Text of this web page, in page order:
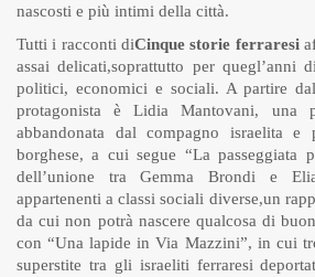
nascosti e più intimi della città.
Tutti i racconti diCinque storie ferraresi
assai delicati,soprattutto per quegl’anni
politici, economici e sociali. A partire
protagonista è Lidia Mantovani, una
abbandonata dal compagno israelita
borghese, a cui segue “La passeggiata
dell’unione tra Gemma Brondi e
appartenenti a classi sociali diverse,un
da cui non potrà nascere qualcosa di
con “Una lapide in Via Mazzini”, in cui
superstite tra gli israeliti ferraresi